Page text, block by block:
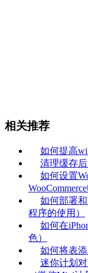
相关推荐
如何提高
清理缓存
如何设置
如何部署
程序的使用）
如何在
色）
如何将表添
迷你计划